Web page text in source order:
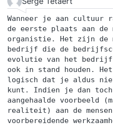
Wanneer je aan
de eerste plaats aan de
organistie. Het zijn de
bedrijf die de
evolutie van het bedrijf
ook in stand houden.
logisch dat je aldus niet
kunt. Indien je dan
aangehaalde voorbeeld
realiteit) aan de
voorbereidende